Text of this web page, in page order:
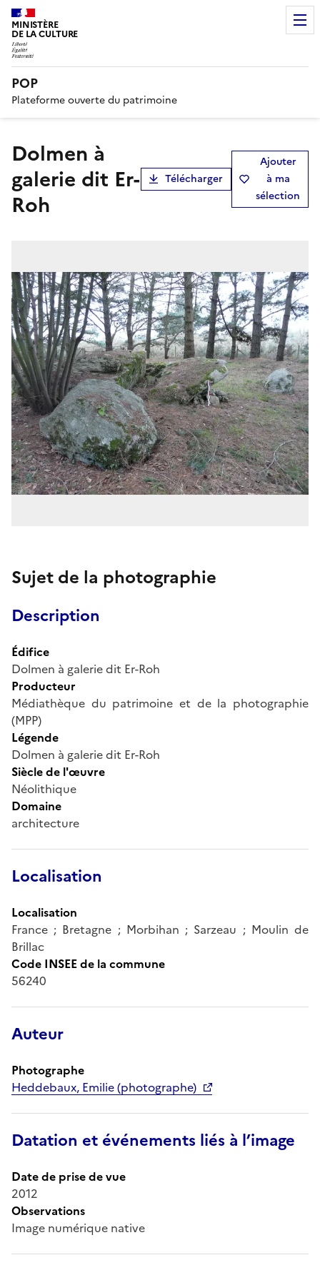
MINISTÈRE
DE LA CULTURE
POP
Plateforme ouverte du patrimoine
Dolmen à
galerie dit Er-
Roh
Télécharger
Ajouter
à ma
sélection
Sujet de la photographie
Description
Édifice
Dolmen à galerie dit Er-Roh
Producteur
Médiathèque du patrimoine et de la photographie
(MPP)
Légende
Dolmen à galerie dit Er-Roh
Siècle de l'œuvre
Néolithique
Domaine
architecture
Localisation
Localisation
France ; Bretagne ; Morbihan ; Sarzeau ; Moulin de
Brillac
Code INSEE de la commune
56240
Auteur
Photographe
Heddebaux, Emilie (photographe)
Datation et événements liés à l’image
Date de prise de vue
2012
Observations
Image numérique native